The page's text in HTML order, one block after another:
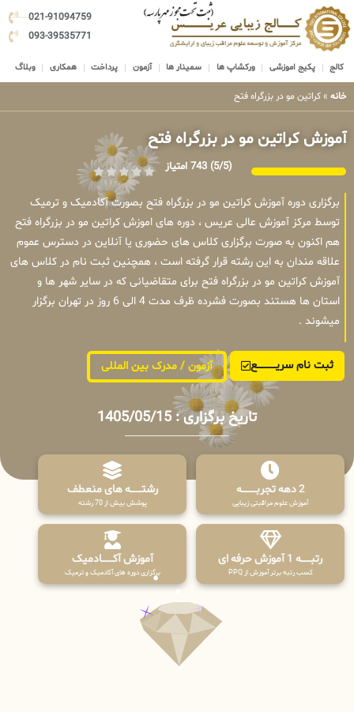
021-91094759
093-39535771
کالج پکیج اموزشی ورکشاپ ها سمینار ها آزمون پرداخت همکاری وبلاگ
خانه » کراتین مو در بزرگراه فتح
آموزش کراتین مو در بزرگراه فتح
(5/5) 743 امتیاز
برگزاری دوره آموزش کراتین مو در بزرگراه فتح بصورت آکادمیک و ترمیک
توسط مرکز آموزش عالی عریس ، دوره های اموزش کراتین مو در بزرگراه فتح
هم اکنون به صورت برگزاری کلاس های حضوری یا آنلاین در دسترس عموم
علاقه مندان به این رشته قرار گرفته است ، همچنین ثبت نام در کلاس های
آموزش کراتین مو در بزرگراه فتح برای متقاضیانی که در سایر شهر ها و
استان ها هستند بصورت فشرده ظرف مدت 4 الی 6 روز در تهران برگزار
میشوند .
ثبت نام سریــــــــــــع آزمون / مدرک بین المللی
تاریخ برگزاری : 1405/05/15
2 دهه تجربـــــــــه
آموزش علوم مراقبتی زیبایی
رشتـــــــه های منعطف
پوشش بیش از 70 رشته
رتبــــــه 1 آموزش حرفه ای
کسب رتبه برتر آموزش از PPQ
آموزش آکـــــــادمیک
برگزاری دوره های آکادمیک و ترمیک